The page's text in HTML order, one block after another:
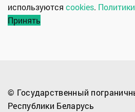
используются cookies.
Принять
© Государственный
Республики Беларусь